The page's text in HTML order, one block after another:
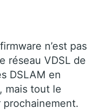
n’est pas
réseau VDSL de
DSLAM en
mais tout le